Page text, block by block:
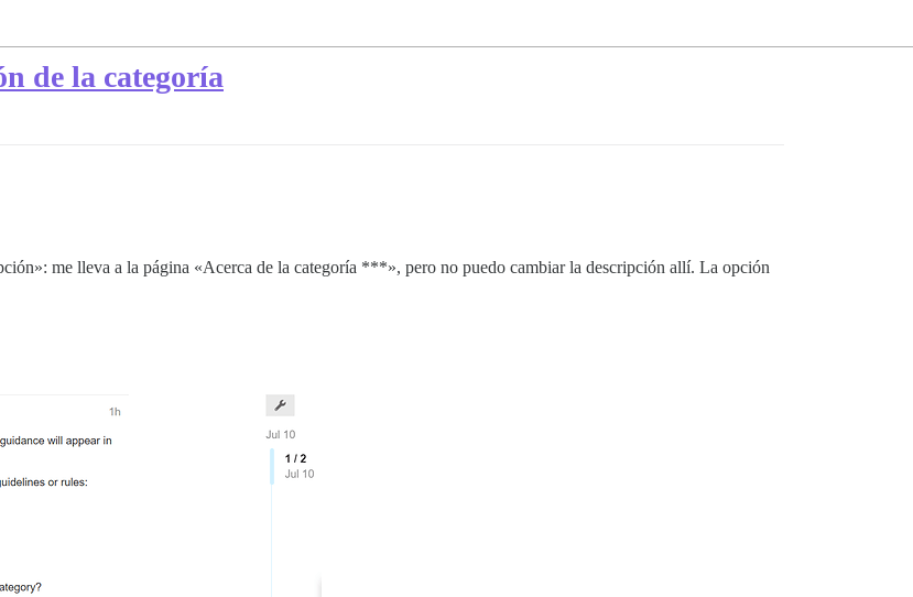
de la categoría
me lleva a la página «Acerca de la categoría ***», pero no puedo cambiar la descripción allí. La opción